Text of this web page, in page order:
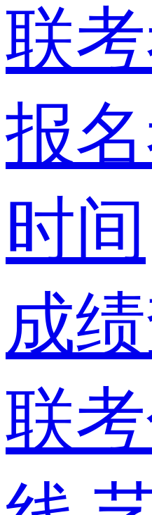
联
报
时间
成
联